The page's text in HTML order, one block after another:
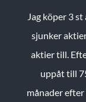
Jag köper 3
sjunker
aktier till.
uppåt till
månader